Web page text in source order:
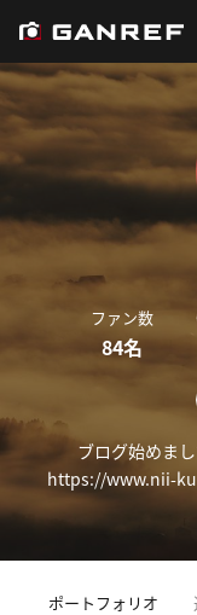
ファン数
84名
ブログ始めま
https://www.nii-
ポートフォリオ